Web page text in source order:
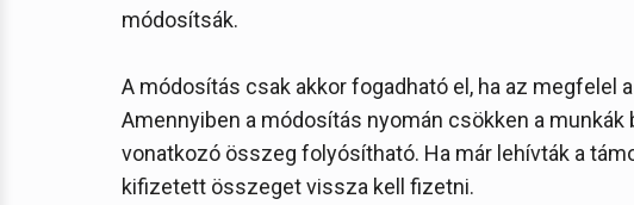
módosítsák.
A módosítás csak akkor fogadható el, ha az megfelel
Amennyiben a módosítás nyomán csökken a munkák
vonatkozó összeg folyósítható. Ha már lehívták a
kifizetett összeget vissza kell fizetni.